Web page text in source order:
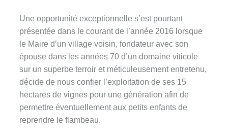
Une opportunité exceptionnelle s’est pourtant
présentée dans le courant de l’année 2016 lorsque
le Maire d’un village voisin, fondateur avec son
épouse dans les années 70 d’un domaine viticole
sur un superbe terroir et méticuleusement entretenu,
décide de nous confier l’exploitation de ses 15
hectares de vignes pour une génération afin de
permettre éventuellement aux petits enfants de
reprendre le flambeau.